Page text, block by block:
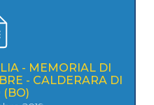
- MEMORIAL DI
- CALDERARA DI
(BO)